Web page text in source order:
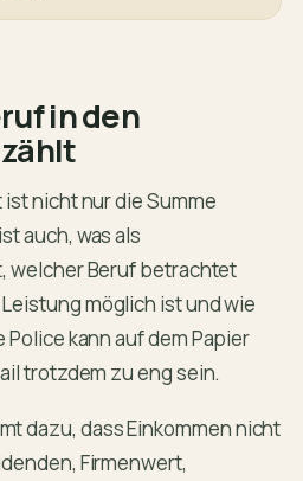
in den
nicht nur die Summe
auch, was als
welcher Beruf betrachtet
möglich ist und wie
kann auf dem Papier
trotzdem zu eng sein.
dazu, dass Einkommen nicht
Firmenwert,